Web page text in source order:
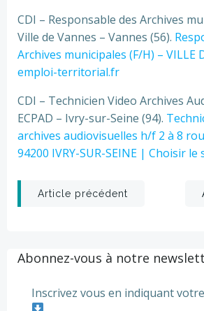
CDI – Responsable des Archives
Ville de Vannes – Vannes (56).
Archives municipales (F/H) – VILLE
emploi-territorial.fr
CDI – Technicien Video Archives
ECPAD – Ivry-sur-Seine (94).
archives audiovisuelles h/f 2 à 8
94200 IVRY-SUR-SEINE | Choisir le
Post
Article précédent
Abonnez-vous à notre
Inscrivez vous en indiquant